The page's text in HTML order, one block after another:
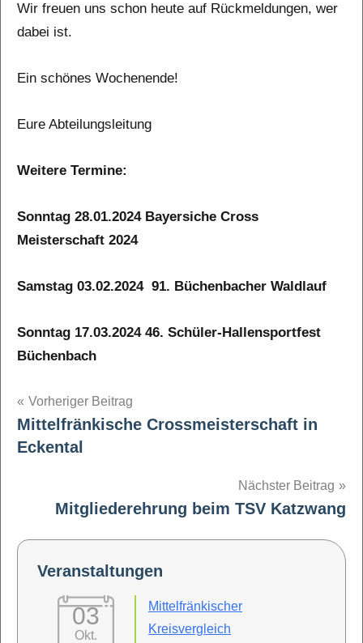
Wir freuen uns schon heute auf Rückmeldungen, wer
dabei ist.
Ein schönes Wochenende!
Eure Abteilungsleitung
Weitere Termine:
Sonntag 28.01.2024 Bayersiche Cross
Meisterschaft 2024
Samstag 03.02.2024 91. Büchenbacher Waldlauf
Sonntag 17.03.2024 46. Schüler-Hallensportfest
Büchenbach
Beitragsnavigation
Vorheriger Beitrag
Mittelfränkische Crossmeisterschaft in
Eckental
Nächster Beitrag
Mitgliederehrung beim TSV Katzwang
Veranstaltungen
03
Okt.
Mittelfränkischer
Kreisvergleich